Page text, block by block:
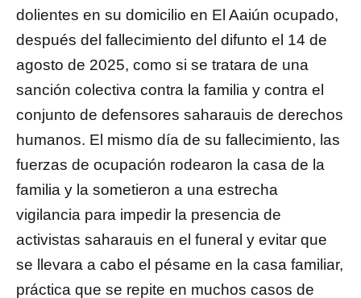
dolientes en su domicilio en El Aaiún ocupado,
después del fallecimiento del difunto el 14 de
agosto de 2025, como si se tratara de una
sanción colectiva contra la familia y contra el
conjunto de defensores saharauis de derechos
humanos. El mismo día de su fallecimiento, las
fuerzas de ocupación rodearon la casa de la
familia y la sometieron a una estrecha
vigilancia para impedir la presencia de
activistas saharauis en el funeral y evitar que
se llevara a cabo el pésame en la casa familiar,
práctica que se repite en muchos casos de